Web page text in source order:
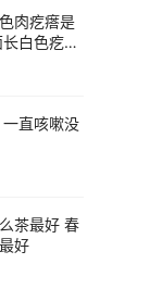
肉疙瘩是
白色疙瘩
直咳嗽没
茶最好 春
好